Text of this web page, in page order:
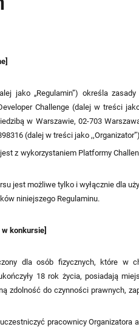
jako „Regulamin”) określa
Challenge (dalej w treści
w Warszawie, 02-703
(dalej w treści jako
z wykorzystaniem Platformy
jest możliwe tylko i wyłącznie dla
niniejszego Regulaminu.
konkursie]
dla osób fizycznych, które w
18 rok życia, posiadają
zdolność do czynności prawnych,
pracownicy Organizatora